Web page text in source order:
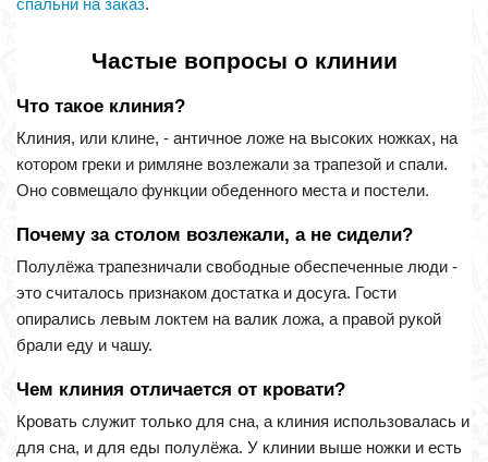
Частые вопросы о клинии
Что такое клиния?
Клиния, или клине, - античное ложе на высоких ножках, на
котором греки и римляне возлежали за трапезой и спали.
Оно совмещало функции обеденного места и постели.
Почему за столом возлежали, а не сидели?
Полулёжа трапезничали свободные обеспеченные люди -
это считалось признаком достатка и досуга. Гости
опирались левым локтем на валик ложа, а правой рукой
брали еду и чашу.
Чем клиния отличается от кровати?
Кровать служит только для сна, а клиния использовалась и
для сна, и для еды полулёжа. У клинии выше ножки и есть